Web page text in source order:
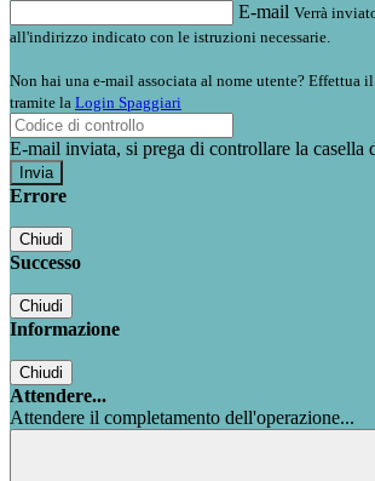
E-mail Verrà
all'indirizzo indicato con le istruzioni necessarie.
Non hai una e-mail associata al nome utente? Effettua
tramite la Login Spaggiari
E-mail inviata, si prega di controllare la casella
Errore
Chiudi
Successo
Chiudi
Informazione
Chiudi
Attendere...
Attendere il completamento dell'operazione...